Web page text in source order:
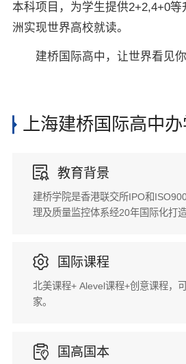
本科项目，为学生提供2+2,4+0
洲实现世界高校就读。
建桥国际高中，让世界看见你
上海建桥国际高中
 教育背景
建桥学院是香港联交所IPO和
理及质量监控体系经20年国际化打
 国际课程
北美课程+ Alevel课程+创意课程，
家。
 国高国本